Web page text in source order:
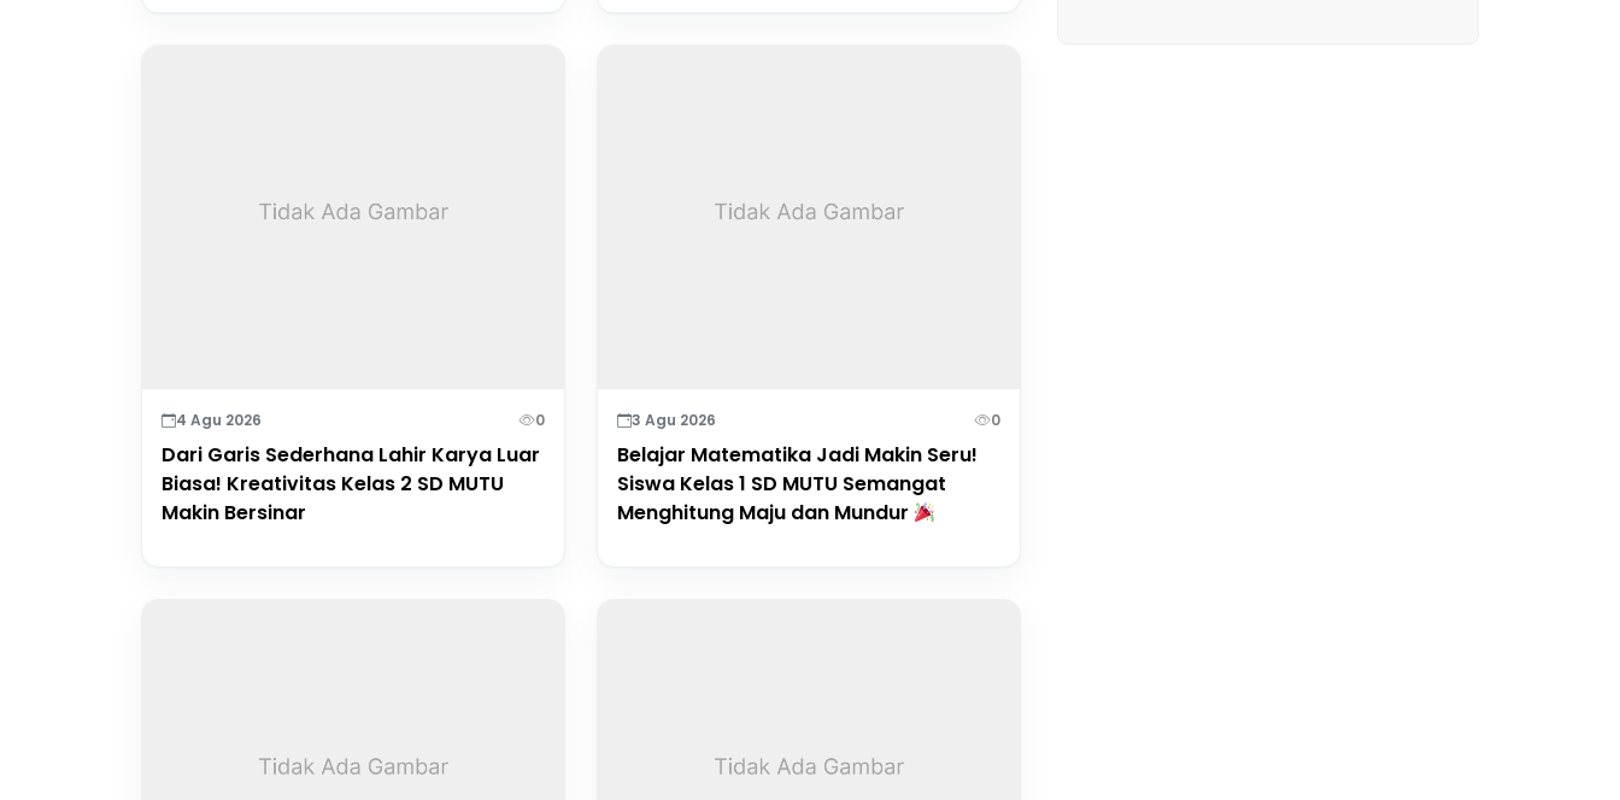
4 Agu 2026 0
Dari Garis Sederhana Lahir Karya Luar
Biasa! Kreativitas Kelas 2 SD MUTU
Makin Bersinar
3 Agu 2026 0
Belajar Matematika Jadi Makin Seru!
Siswa Kelas 1 SD MUTU Semangat
Menghitung Maju dan Mundur